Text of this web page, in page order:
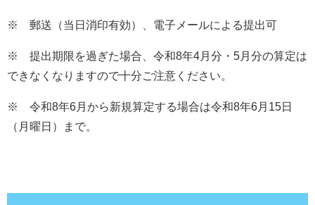
※ 郵送（当日消印有効）、電子メールによる提出可
※ 提出期限を過ぎた場合、令和8年4月分・5月分の算定は
できなくなりますので十分ご注意ください。
※ 令和8年6月から新規算定する場合は令和8年6月15日
（月曜日）まで。